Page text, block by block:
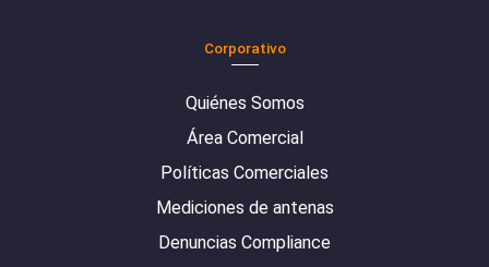
Corporativo
Quiénes Somos
Área Comercial
Políticas Comerciales
Mediciones de antenas
Denuncias Compliance